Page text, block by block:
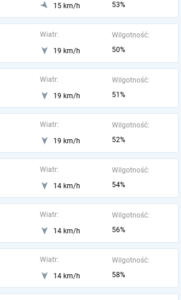
15 km/h
53%
Wiatr:
19 km/h
Wilgotność:
50%
Wiatr:
19 km/h
Wilgotność:
51%
Wiatr:
19 km/h
Wilgotność:
52%
Wiatr:
14 km/h
Wilgotność:
54%
Wiatr:
14 km/h
Wilgotność:
56%
Wiatr:
14 km/h
Wilgotność:
58%